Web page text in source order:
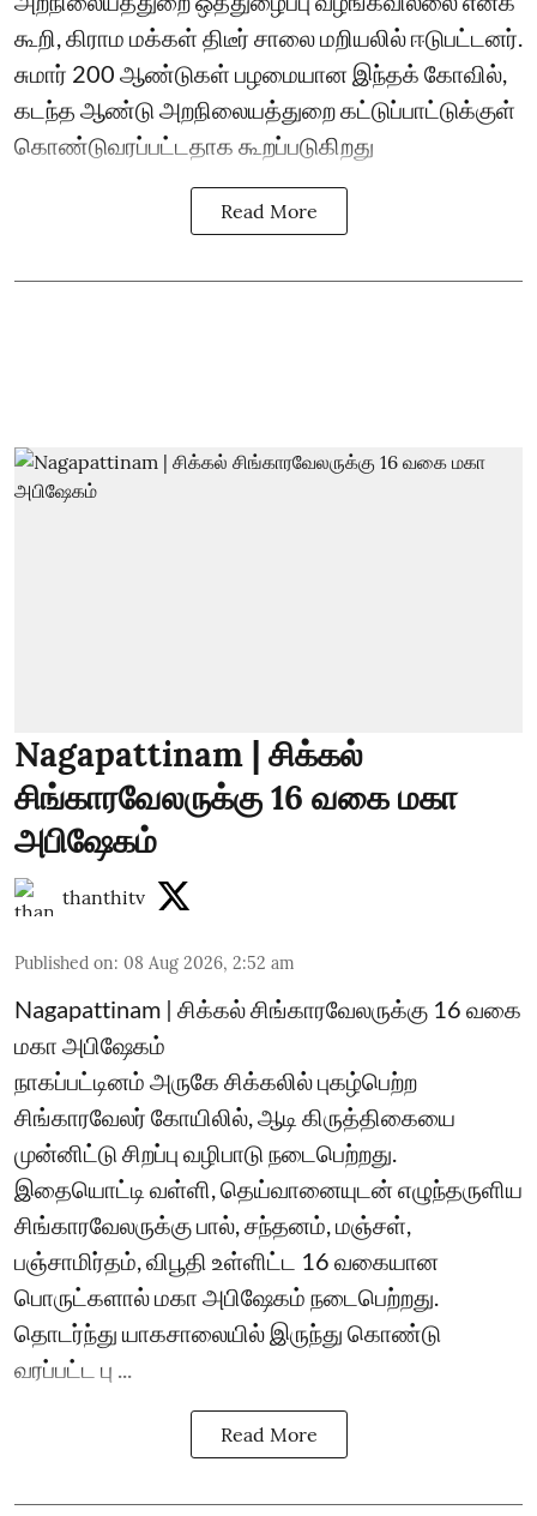
கூறி, கிராம மக்கள் திடீர் சாலை மறியலில் ஈடுபட்டனர்.
சுமார் 200 ஆண்டுகள் பழமையான இந்தக் கோவில்,
கடந்த ஆண்டு அறநிலையத்துறை கட்டுப்பாட்டுக்குள்
கொண்டுவரப்பட்டதாக கூறப்படுகிறது
Read More
Nagapattinam | சிக்கல்
சிங்காரவேலருக்கு 16 வகை மகா
அபிஷேகம்
thanthitv
Published on: 08 Aug 2026, 2:52 am
Nagapattinam | சிக்கல் சிங்காரவேலருக்கு 16 வகை
மகா அபிஷேகம்
நாகப்பட்டினம் அருகே சிக்கலில் புகழ்பெற்ற
சிங்காரவேலர் கோயிலில், ஆடி கிருத்திகையை
முன்னிட்டு சிறப்பு வழிபாடு நடைபெற்றது.
இதையொட்டி வள்ளி, தெய்வானையுடன் எழுந்தருளிய
சிங்காரவேலருக்கு பால், சந்தனம், மஞ்சள்,
பஞ்சாமிர்தம், விபூதி உள்ளிட்ட 16 வகையான
பொருட்களால் மகா அபிஷேகம் நடைபெற்றது.
தொடர்ந்து யாகசாலையில் இருந்து கொண்டு
வரப்பட்ட பு ...
Read More